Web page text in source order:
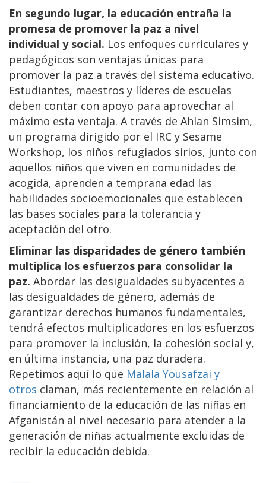
En segundo lugar, la educación entraña la
promesa de promover la paz a nivel
individual y social. Los enfoques curriculares y
pedagógicos son ventajas únicas para
promover la paz a través del sistema educativo.
Estudiantes, maestros y líderes de escuelas
deben contar con apoyo para aprovechar al
máximo esta ventaja. A través de Ahlan Simsim,
un programa dirigido por el IRC y Sesame
Workshop, los niños refugiados sirios, junto con
aquellos niños que viven en comunidades de
acogida, aprenden a temprana edad las
habilidades socioemocionales que establecen
las bases sociales para la tolerancia y
aceptación del otro.
Eliminar las disparidades de género también
multiplica los esfuerzos para consolidar la
paz. Abordar las desigualdades subyacentes a
las desigualdades de género, además de
garantizar derechos humanos fundamentales,
tendrá efectos multiplicadores en los esfuerzos
para promover la inclusión, la cohesión social y,
en última instancia, una paz duradera.
Repetimos aquí lo que Malala Yousafzai y
otros claman, más recientemente en relación al
financiamiento de la educación de las niñas en
Afganistán al nivel necesario para atender a la
generación de niñas actualmente excluidas de
recibir la educación debida.